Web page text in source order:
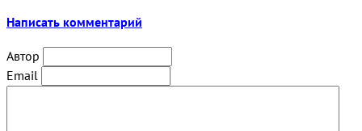
Написать комментарий
Автор
Email